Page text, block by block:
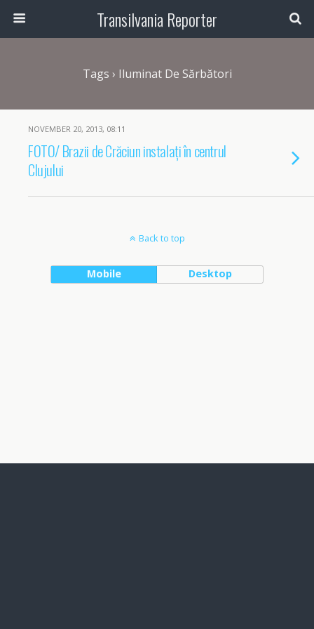
Transilvania Reporter
Tags › Iluminat De Sărbători
NOVEMBER 20, 2013, 08:11
FOTO/ Brazii de Crăciun instalați în centrul
Clujului
Back to top
Mobile Desktop